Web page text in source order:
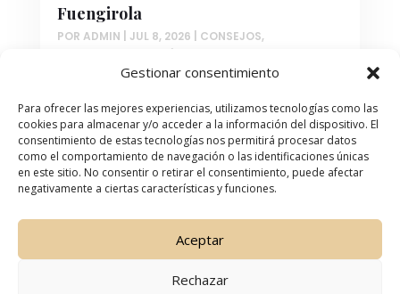
Gestionar consentimiento
Para ofrecer las mejores experiencias, utilizamos tecnologías como las
cookies para almacenar y/o acceder a la información del dispositivo. El
consentimiento de estas tecnologías nos permitirá procesar datos
como el comportamiento de navegación o las identificaciones únicas
en este sitio. No consentir o retirar el consentimiento, puede afectar
negativamente a ciertas características y funciones.
Aceptar
Rechazar
Fuengirola
POR ADMIN JUL 8, 2026 CONSEJOS,
Si buscas fortalecer suelo pélvico
Fuengirola con tecnología avanzada y
atención profesional, has llegado al lugar
indicado. El suelo pélvico es un conjunto de
músculos y ligamentos que sostienen los
órganos de la pelvis, y su debilitamiento
puede generar problemas...